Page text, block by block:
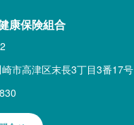
康保険組合
市高津区末長3丁目3番17号